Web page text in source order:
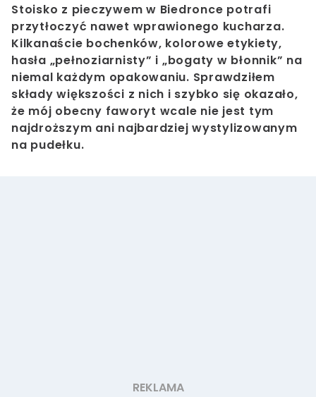
Stoisko z pieczywem w Biedronce potrafi
przytłoczyć nawet wprawionego kucharza.
Kilkanaście bochenków, kolorowe etykiety,
hasła „pełnoziarnisty” i „bogaty w błonnik” na
niemal każdym opakowaniu. Sprawdziłem
składy większości z nich i szybko się okazało,
że mój obecny faworyt wcale nie jest tym
najdroższym ani najbardziej wystylizowanym
na pudełku.